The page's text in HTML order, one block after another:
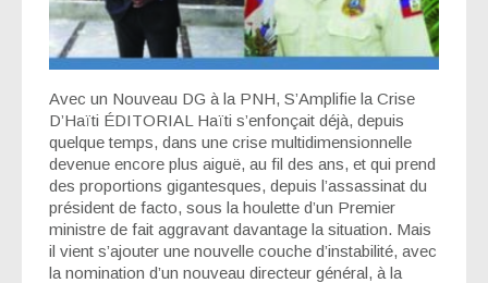
Avec un Nouveau DG à la PNH, S’Amplifie la Crise
D’Haïti ÉDITORIAL Haïti s’enfonçait déjà, depuis
quelque temps, dans une crise multidimensionnelle
devenue encore plus aiguë, au fil des ans, et qui prend
des proportions gigantesques, depuis l’assassinat du
président de facto, sous la houlette d’un Premier
ministre de fait aggravant davantage la situation. Mais
il vient s’ajouter une nouvelle couche d’instabilité, avec
la nomination d’un nouveau directeur général, à la